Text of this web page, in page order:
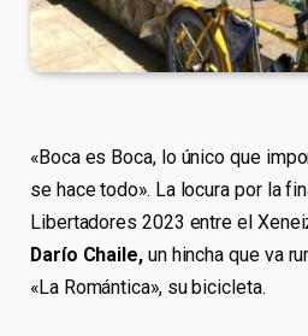
«Boca es Boca, lo único que
se hace todo». La locura por la
Libertadores 2023 entre el
Darío Chaile, un hincha que va
«La Romántica», su bicicleta.